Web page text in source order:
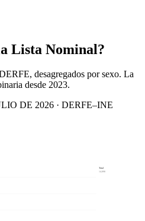
Lista Nominal?
desagregados por sexo. La
desde 2023.
DE 2026 · DERFE–INE
Total
14,898